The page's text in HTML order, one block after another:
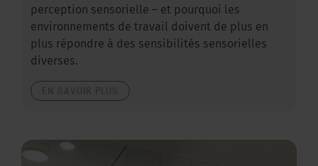
perception sensorielle – et pourquoi les
environnements de travail doivent de plus en
plus répondre à des sensibilités sensorielles
diverses.